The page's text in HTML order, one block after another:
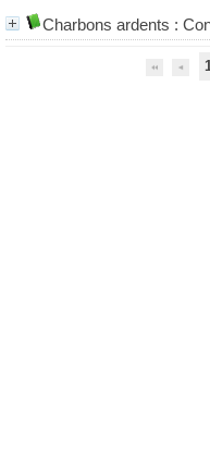
Charbons ardents :